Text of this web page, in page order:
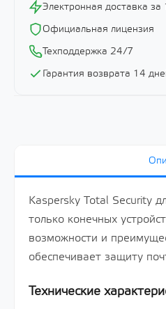
Электронная доставка
Официальная лицензия
Техподдержка 24/7
Гарантия возврата 14
Kaspersky Total Security
только конечных
возможности и
обеспечивает защиту
Технические